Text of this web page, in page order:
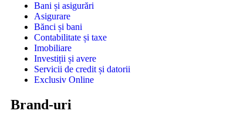
Bani și asigurări
Asigurare
Bănci și bani
Contabilitate și taxe
Imobiliare
Investiții și avere
Servicii de credit și datorii
Exclusiv Online
Brand-uri